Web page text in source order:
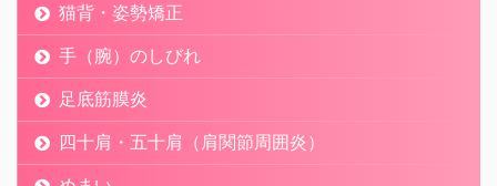
猫背・姿勢矯正
手（腕）のしびれ
足底筋膜炎
四十肩・五十肩（肩関節周囲炎）